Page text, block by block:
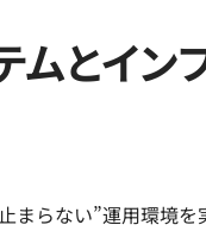
ムとイン
らない”運用環境を